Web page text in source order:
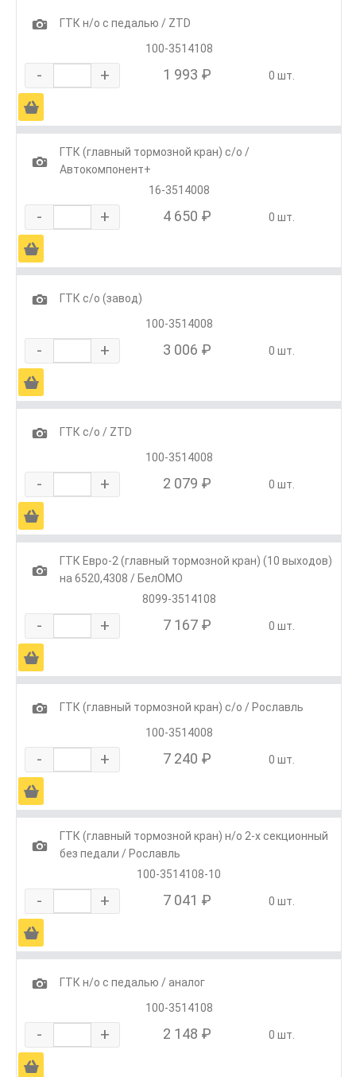
1
ГТК н/о с педалью / ZTD
100-3514108
- + 1 993 ₽ 0 шт.
Ä
1
ГТК (главный тормозной кран) с/о /
Автокомпонент+
16-3514008
- + 4 650 ₽ 0 шт.
Ä
1
ГТК с/о (завод)
100-3514008
- + 3 006 ₽ 0 шт.
Ä
1
ГТК с/о / ZTD
100-3514008
- + 2 079 ₽ 0 шт.
Ä
1
ГТК Евро-2 (главный тормозной кран) (10 выходов)
на 6520,4308 / БелОМО
8099-3514108
- + 7 167 ₽ 0 шт.
Ä
1
ГТК (главный тормозной кран) с/о / Рославль
100-3514008
- + 7 240 ₽ 0 шт.
Ä
1
ГТК (главный тормозной кран) н/о 2-х секционный
без педали / Рославль
100-3514108-10
- + 7 041 ₽ 0 шт.
Ä
1
ГТК н/о с педалью / аналог
100-3514108
- + 2 148 ₽ 0 шт.
Ä